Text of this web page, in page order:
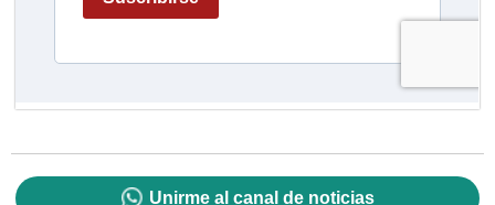
Unirme al canal de noticias